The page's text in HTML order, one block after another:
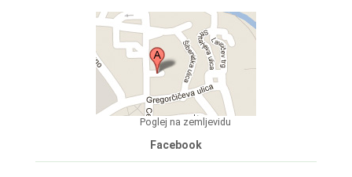
Poglej na zemljevidu
Facebook